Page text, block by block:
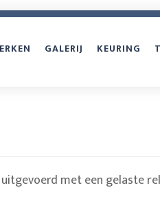
GALERIJ KEURING
met een gelaste